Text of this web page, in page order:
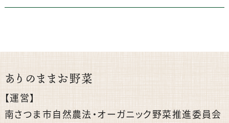
ありのままお野菜
【運営】
南さつま市自然農法・オーガニック野菜推進委員会